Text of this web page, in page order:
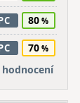
80
70
hodnocení